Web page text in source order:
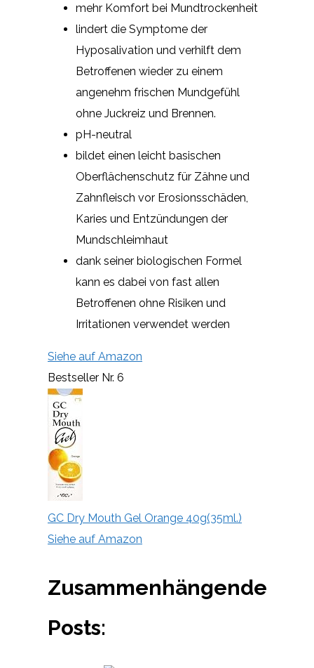
mehr Komfort bei Mundtrockenheit
lindert die Symptome der
Hyposalivation und verhilft dem
Betroffenen wieder zu einem
angenehm frischen Mundgefühl
ohne Juckreiz und Brennen.
pH-neutral
bildet einen leicht basischen
Oberflächenschutz für Zähne und
Zahnfleisch vor Erosionsschäden,
Karies und Entzündungen der
Mundschleimhaut
dank seiner biologischen Formel
kann es dabei von fast allen
Betroffenen ohne Risiken und
Irritationen verwendet werden
Siehe auf Amazon
Bestseller Nr. 6
GC Dry Mouth Gel Orange 40g(35ml.)
Siehe auf Amazon
Zusammenhängende
Posts: